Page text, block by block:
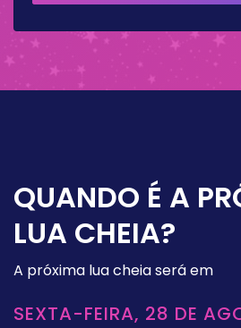
QUANDO É A
LUA CHEIA?
A próxima lua cheia será em
SEXTA-FEIRA, 28 DE